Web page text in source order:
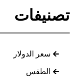
تصنيفات
سعر الدولار
الطقس